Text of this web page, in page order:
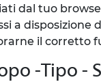
dal tuo
a
il corretto
-Tipo -